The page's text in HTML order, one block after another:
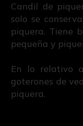
Candil de
solo se
piquera. Tiene
pequeña y
En lo relativo
goterones de
piquera.